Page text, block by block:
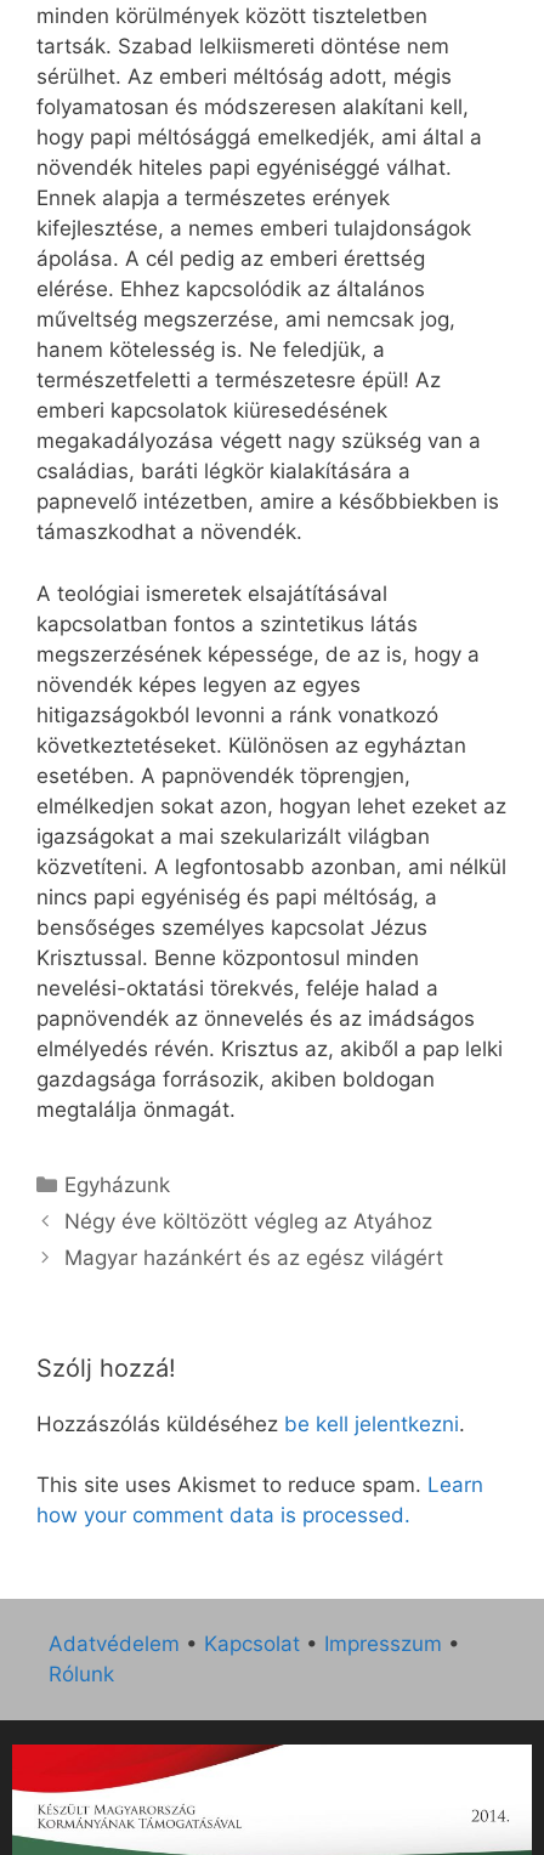
minden körülmények között tiszteletben
tartsák. Szabad lelkiismereti döntése nem
sérülhet. Az emberi méltóság adott, mégis
folyamatosan és módszeresen alakítani kell,
hogy papi méltósággá emelkedjék, ami által a
növendék hiteles papi egyéniséggé válhat.
Ennek alapja a természetes erények
kifejlesztése, a nemes emberi tulajdonságok
ápolása. A cél pedig az emberi érettség
elérése. Ehhez kapcsolódik az általános
műveltség megszerzése, ami nemcsak jog,
hanem kötelesség is. Ne feledjük, a
természetfeletti a természetesre épül! Az
emberi kapcsolatok kiüresedésének
megakadályozása végett nagy szükség van a
családias, baráti légkör kialakítására a
papnevelő intézetben, amire a későbbiekben is
támaszkodhat a növendék.
A teológiai ismeretek elsajátításával
kapcsolatban fontos a szintetikus látás
megszerzésének képessége, de az is, hogy a
növendék képes legyen az egyes
hitigazságokból levonni a ránk vonatkozó
következtetéseket. Különösen az egyháztan
esetében. A papnövendék töprengjen,
elmélkedjen sokat azon, hogyan lehet ezeket az
igazságokat a mai szekularizált világban
közvetíteni. A legfontosabb azonban, ami nélkül
nincs papi egyéniség és papi méltóság, a
bensőséges személyes kapcsolat Jézus
Krisztussal. Benne központosul minden
nevelési-oktatási törekvés, feléje halad a
papnövendék az önnevelés és az imádságos
elmélyedés révén. Krisztus az, akiből a pap lelki
gazdagsága forrásozik, akiben boldogan
megtalálja önmagát.
Kategória
Egyházunk
Négy éve költözött végleg az Atyához
Magyar hazánkért és az egész világért
Szólj hozzá!
Hozzászólás küldéséhez be kell jelentkezni.
This site uses Akismet to reduce spam. Learn
how your comment data is processed.
Adatvédelem • Kapcsolat • Impresszum •
Rólunk